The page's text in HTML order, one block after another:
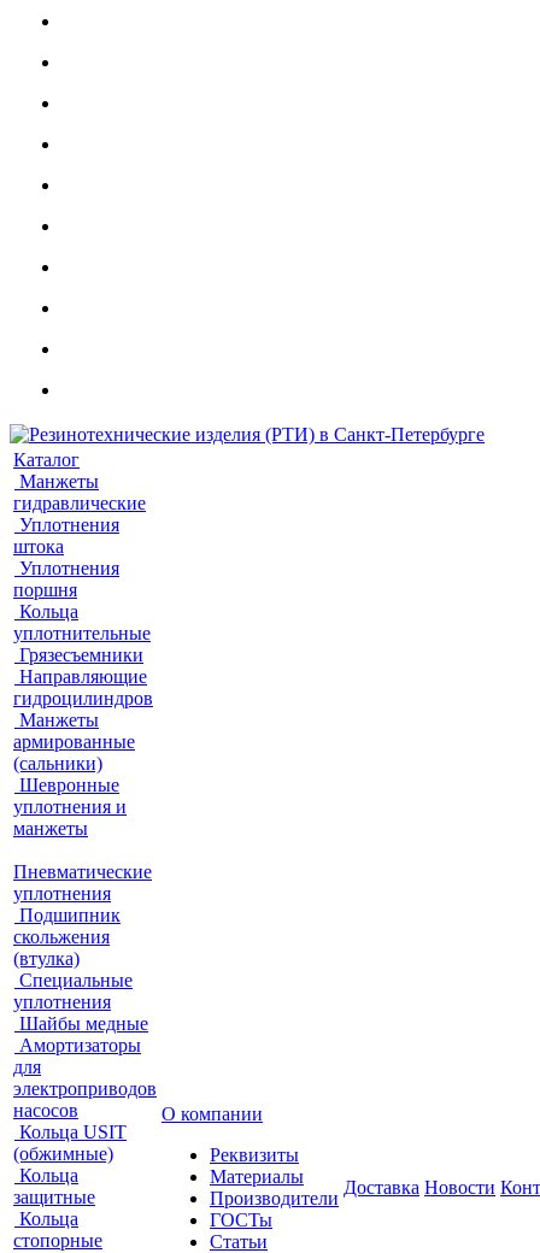
Каталог
Манжеты
гидравлические
Уплотнения
штока
Уплотнения
поршня
Кольца
уплотнительные
Грязесъемники
Направляющие
гидроцилиндров
Манжеты
армированные
(сальники)
Шевронные
уплотнения и
манжеты
Пневматические
уплотнения
Подшипник
скольжения
(втулка)
Специальные
уплотнения
Шайбы медные
Амортизаторы
для
электроприводов
насосов
Кольца USIT
(обжимные)
Кольца
защитные
Кольца
стопорные
О компании
Реквизиты
Материалы
Производители
ГОСТы
Статьи
Доставка Новости